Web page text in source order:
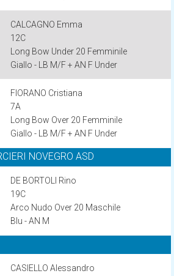
CALCAGNO Emma
12C
Long Bow Under 20 Femminile
Giallo - LB M/F + AN F Under
FIORANO Cristiana
7A
Long Bow Over 20 Femminile
Giallo - LB M/F + AN F Under
NOVEGRO ASD
DE BORTOLI Rino
19C
Arco Nudo Over 20 Maschile
Blu - AN M
CASIELLO Alessandro